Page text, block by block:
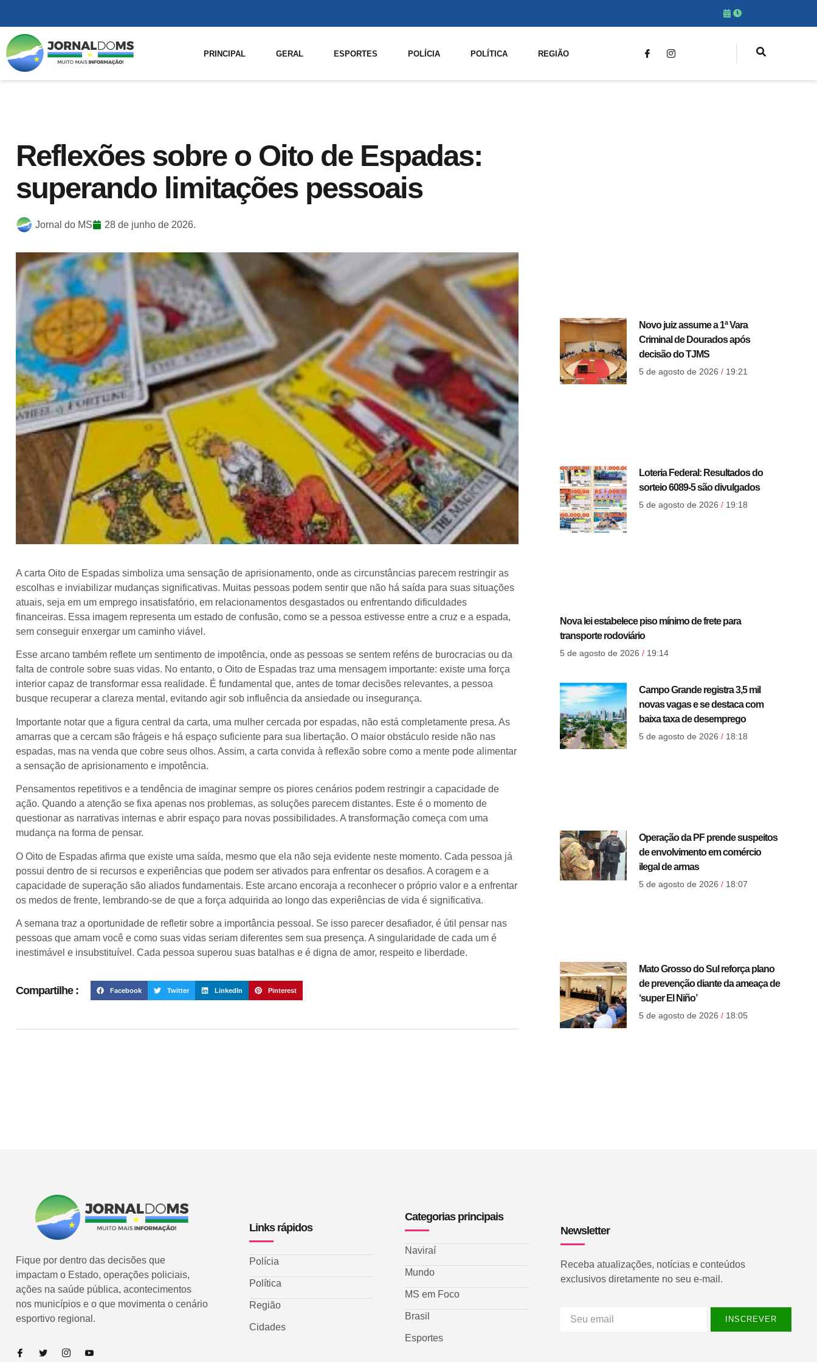
PRINCIPAL GERAL ESPORTES POLÍCIA POLÍTICA REGIÃO
Reflexões sobre o Oito de Espadas:
superando limitações pessoais
Jornal do MS 28 de junho de 2026.
A carta Oito de Espadas simboliza uma sensação de aprisionamento, onde as circunstâncias parecem restringir as
escolhas e inviabilizar mudanças significativas. Muitas pessoas podem sentir que não há saída para suas situações
atuais, seja em um emprego insatisfatório, em relacionamentos desgastados ou enfrentando dificuldades
financeiras. Essa imagem representa um estado de confusão, como se a pessoa estivesse entre a cruz e a espada,
sem conseguir enxergar um caminho viável.
Esse arcano também reflete um sentimento de impotência, onde as pessoas se sentem reféns de burocracias ou da
falta de controle sobre suas vidas. No entanto, o Oito de Espadas traz uma mensagem importante: existe uma força
interior capaz de transformar essa realidade. É fundamental que, antes de tomar decisões relevantes, a pessoa
busque recuperar a clareza mental, evitando agir sob influência da ansiedade ou insegurança.
Importante notar que a figura central da carta, uma mulher cercada por espadas, não está completamente presa. As
amarras que a cercam são frágeis e há espaço suficiente para sua libertação. O maior obstáculo reside não nas
espadas, mas na venda que cobre seus olhos. Assim, a carta convida à reflexão sobre como a mente pode alimentar
a sensação de aprisionamento e impotência.
Pensamentos repetitivos e a tendência de imaginar sempre os piores cenários podem restringir a capacidade de
ação. Quando a atenção se fixa apenas nos problemas, as soluções parecem distantes. Este é o momento de
questionar as narrativas internas e abrir espaço para novas possibilidades. A transformação começa com uma
mudança na forma de pensar.
O Oito de Espadas afirma que existe uma saída, mesmo que ela não seja evidente neste momento. Cada pessoa já
possui dentro de si recursos e experiências que podem ser ativados para enfrentar os desafios. A coragem e a
capacidade de superação são aliados fundamentais. Este arcano encoraja a reconhecer o próprio valor e a enfrentar
os medos de frente, lembrando-se de que a força adquirida ao longo das experiências de vida é significativa.
A semana traz a oportunidade de refletir sobre a importância pessoal. Se isso parecer desafiador, é útil pensar nas
pessoas que amam você e como suas vidas seriam diferentes sem sua presença. A singularidade de cada um é
inestimável e insubstituível. Cada pessoa superou suas batalhas e é digna de amor, respeito e liberdade.
Compartilhe : Facebook Twitter LinkedIn Pinterest
Novo juiz assume a 1ª Vara
Criminal de Dourados após
decisão do TJMS
5 de agosto de 2026 19:21
Loteria Federal: Resultados do
sorteio 6089-5 são divulgados
5 de agosto de 2026 19:18
Nova lei estabelece piso mínimo de frete para
transporte rodoviário
5 de agosto de 2026 19:14
Campo Grande registra 3,5 mil
novas vagas e se destaca com
baixa taxa de desemprego
5 de agosto de 2026 18:18
Operação da PF prende suspeitos
de envolvimento em comércio
ilegal de armas
5 de agosto de 2026 18:07
Mato Grosso do Sul reforça plano
de prevenção diante da ameaça de
‘super El Niño’
5 de agosto de 2026 18:05
Fique por dentro das decisões que
impactam o Estado, operações policiais,
ações na saúde pública, acontecimentos
nos municípios e o que movimenta o cenário
esportivo regional.
Links rápidos
Polícia
Política
Região
Cidades
Categorias principais
Naviraí
Mundo
MS em Foco
Brasil
Esportes
Newsletter
Receba atualizações, notícias e conteúdos
exclusivos diretamente no seu e-mail.
INSCREVER